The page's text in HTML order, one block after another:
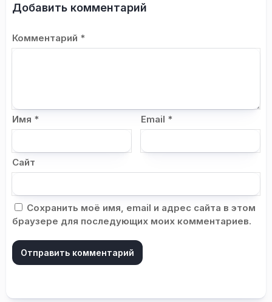
Добавить комментарий
Комментарий *
Имя * Email *
Сайт
Сохранить моё имя, email и адрес сайта в этом
браузере для последующих моих комментариев.